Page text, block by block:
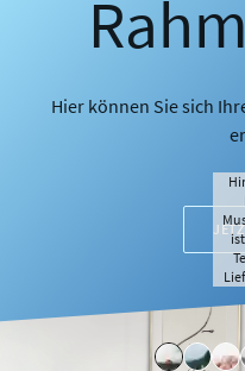
Hier können Sie sich